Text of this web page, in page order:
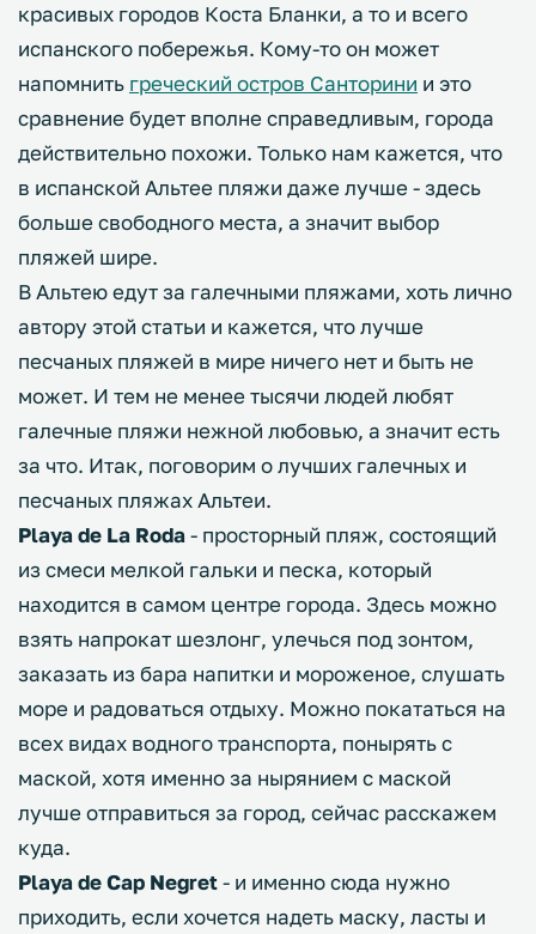
красивых городов Коста Бланки, а то и всего
испанского побережья. Кому-то он может
напомнить греческий остров Санторини и это
сравнение будет вполне справедливым, города
действительно похожи. Только нам кажется, что
в испанской Альтее пляжи даже лучше - здесь
больше свободного места, а значит выбор
пляжей шире.
В Альтею едут за галечными пляжами, хоть лично
автору этой статьи и кажется, что лучше
песчаных пляжей в мире ничего нет и быть не
может. И тем не менее тысячи людей любят
галечные пляжи нежной любовью, а значит есть
за что. Итак, поговорим о лучших галечных и
песчаных пляжах Альтеи.
Playa de La Roda- просторный пляж, состоящий
из смеси мелкой гальки и песка, который
находится в самом центре города. Здесь можно
взять напрокат шезлонг, улечься под зонтом,
заказать из бара напитки и мороженое, слушать
море и радоваться отдыху. Можно покататься на
всех видах водного транспорта, понырять с
маской, хотя именно за нырянием с маской
лучше отправиться за город, сейчас расскажем
куда.
Playa de Cap Negret- и именно сюда нужно
приходить, если хочется надеть маску, ласты и